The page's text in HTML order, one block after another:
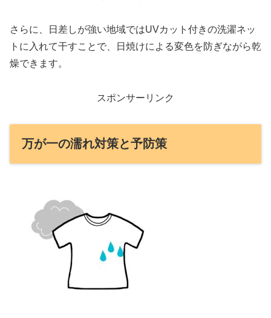
さらに、日差しが強い地域ではUVカット付きの洗濯ネッ
トに入れて干すことで、日焼けによる変色を防ぎながら乾
燥できます。
スポンサーリンク
万が一の濡れ対策と予防策